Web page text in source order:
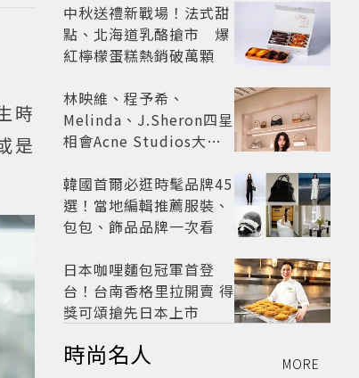
時
是
戒？
中秋送禮新戰場！法式甜
點、北海道乳酪搶市 爆
紅檸檬蛋糕熱銷破萬顆
林映維、程予希、
Melinda、J.Sheron四星
相會Acne Studios大曬
韓國首爾必逛時髦品牌45
選！當地編輯推薦服裝、
包包、飾品品牌一次看
日本咖哩麵包冠軍首登
台！台南香格里拉開賣 得
獎可頌搶先日本上市
時尚名人 MORE